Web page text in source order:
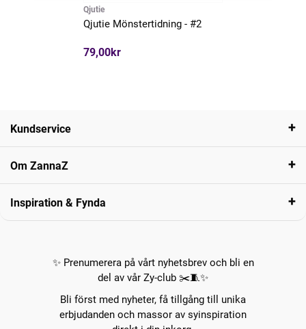
Qjutie
Qjutie Mönstertidning - #2
79,00kr
Kundservice
Om ZannaZ
Inspiration & Fynda
✨ Prenumerera på vårt nyhetsbrev och bli en
del av vår Zy-club ✂️🧵✨
Bli först med nyheter, få tillgång till unika
erbjudanden och massor av syinspiration